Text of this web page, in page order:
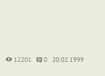
12201 0 20.02.1999